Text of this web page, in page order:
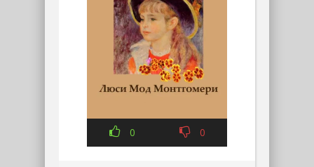
0 0